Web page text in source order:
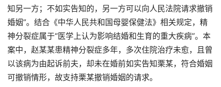
知另一方；不如实告知的，另一方可以向人民法院请求撤销
婚姻”。结合《中华人民共和国母婴保健法》相关规定，精
神分裂症属于“医学上认为影响结婚和生育的重大疾病”。本
案中，赵某某患精神分裂症多年，多次住院治疗未愈，且曾
以该病为由起诉前夫，却未在婚前如实告知栗某，符合婚姻
可撤销情形，故支持栗某撤销婚姻的请求。